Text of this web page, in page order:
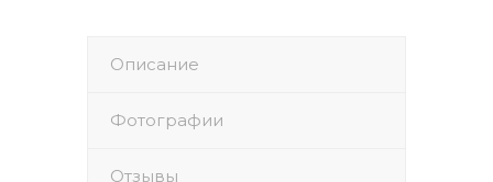
Описание
Фотографии
Отзывы